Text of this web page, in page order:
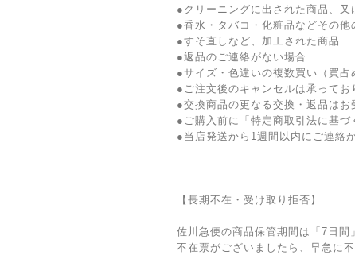
●クリーニングに出された商品、又
●香水・タバコ・化粧品などその
●すそ直しなど、加工された商品
●返品のご連絡がない場合
●サイズ・色違いの複数買い（買占
●ご注文後のキャンセルは承ってお
●交換商品の更なる交換・返品はお
●ご購入前に「特定商取引法に基
●当店発送から1週間以内にご連絡
【長期不在・受け取り拒否】
佐川急便の商品保管期間は「7日間
不在票がございましたら、早急に